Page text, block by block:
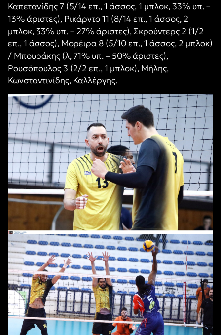
Καπετανίδης 7 (5/14 επ., 1 άσσος, 1 μπλοκ, 33% υπ. –
13% άριστες), Ρικάρντο 11 (8/14 επ., 1 άσσος, 2
μπλοκ, 33% υπ. – 27% άριστες), Σκρούντερς 2 (1/2
επ., 1 άσσος), Μορέιρα 8 (5/10 επ., 1 άσσος, 2 μπλοκ)
/ Μπουράκης (λ, 71% υπ. – 50% άριστες),
Ρουσόπουλος 3 (2/2 επ., 1 μπλοκ), Μήλης,
Κωνσταντινίδης, Καλλέργης.